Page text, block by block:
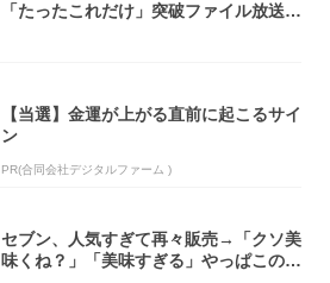
「たったこれだけ」突破ファイル放送で
【当選】金運が上がる直前に起こるサイ
ン
PR(合同会社デジタルファーム )
セブン、人気すぎて再々販売→「クソ美
味くね？」「美味すぎる」やっぱこのク